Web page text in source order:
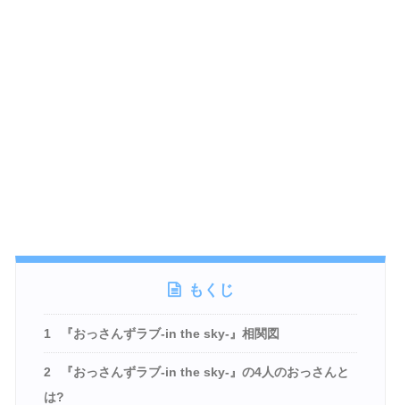
もくじ
1 『おっさんずラブ-in the sky-』相関図
2
『おっさんずラブ-in the sky-』の4人のおっさんと
は?